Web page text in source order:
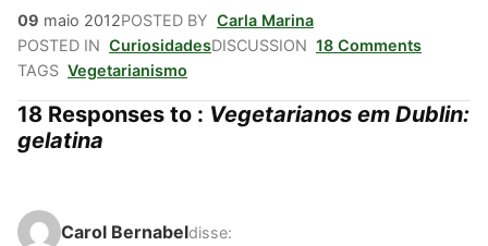
09 maio 2012POSTED BY Carla Marina
POSTED IN CuriosidadesDISCUSSION 18 Comments
TAGS Vegetarianismo
18 Responses to : Vegetarianos em Dublin:
gelatina
Carol Bernabeldisse: